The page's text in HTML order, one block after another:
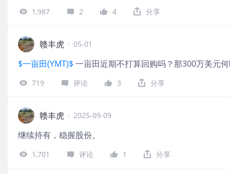
1,987 2 4 分享
赣丰虎 · 05-01
$一亩田(YMT)$ 一亩田近期不打算回购吗？那300万美元
719 评论 3 分享
赣丰虎 · 2025-09-09
继续持有，稳握股份。
1,701 评论 1 分享